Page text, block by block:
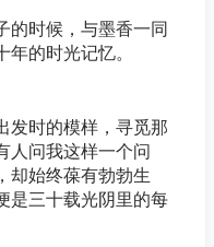
的时候，与墨香一同
的时光记忆。
时的模样，寻觅那
人问我这样一个问
却始终葆有勃勃生
是三十载光阴里的每